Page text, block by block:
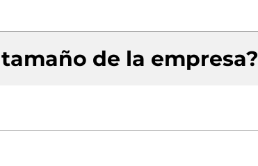
de la empresa?